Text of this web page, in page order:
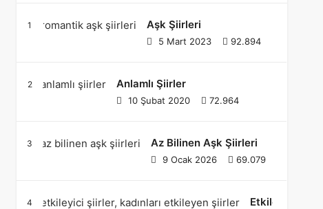
Aşk Şiirleri
5 Mart 2023 92.894
Anlamlı Şiirler
10 Şubat 2020 72.964
Az Bilinen Aşk Şiirleri
9 Ocak 2026 69.079
Etkileyici